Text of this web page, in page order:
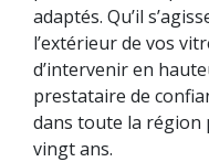
adaptés. Qu’il
l’extérieur de vos
d’intervenir en
prestataire de
dans toute la région
vingt ans.